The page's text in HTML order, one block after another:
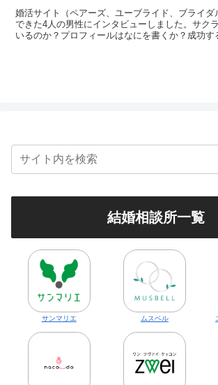
婚活サイト（ペアーズ、ユーブライド、ブライダ
できた4人の男性にインタビューしました。サク
いるのか？プロフィールはなにを書くか？成功す
結婚相談所一覧
サンマリエ ムスベル